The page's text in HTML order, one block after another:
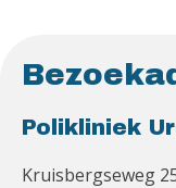
Polikliniek
Kruisbergseweg